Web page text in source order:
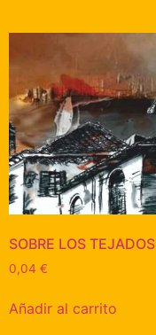
SOBRE LOS TEJADOS
0,04 €
Añadir al carrito